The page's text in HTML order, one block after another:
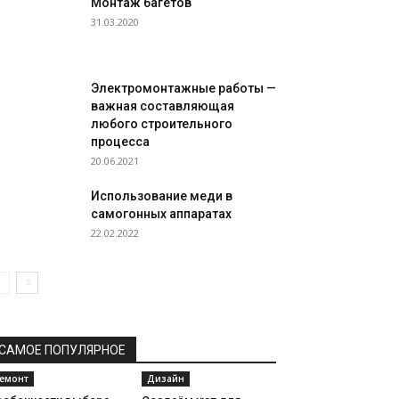
31.03.2020
Электромонтажные работы —
важная составляющая
любого строительного
процесса
20.06.2021
Использование меди в
самогонных аппаратах
22.02.2022
ПОПУЛЯРНОЕ
Дизайн